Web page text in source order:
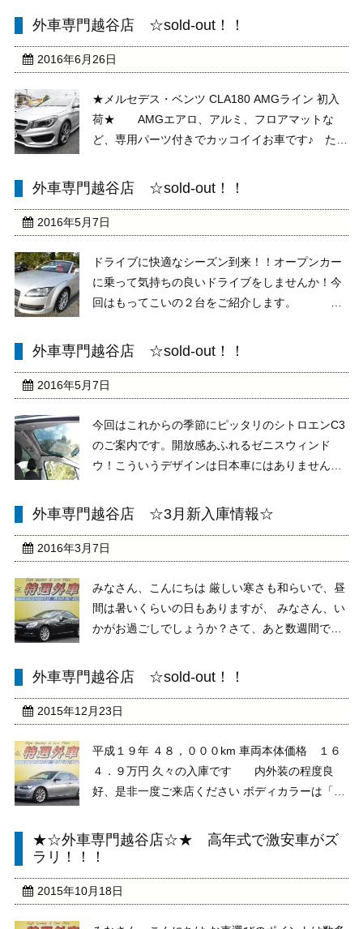
13,000km 低走行車 ※2台とも街乗りにピッタリの
外車専門越谷店 ☆sold-out！！
2016年6月26日
★メルセデス・ベンツ CLA180 AMGライン 初入
荷★ AMGエアロ、アルミ、フロアマットな
ど、専用パーツ付きでカッコイイお車です♪ たく
外車専門越谷店 ☆sold-out！！
2016年5月7日
ドライブに快適なシーズン到来！！オープンカー
に乗って気持ちの良いドライブをしませんか！今
回はもってこいの２台をご紹介します。
２.０』※２シーター 電動オープン 赤レザーシ
外車専門越谷店 ☆sold-out！！
2016年5月7日
今回はこれからの季節にピッタリのシトロエンC3
のご案内です。開放感あふれるゼニスウィンド
ウ！こういうデザインは日本車にはありません
です。お問い合わせ是非お待ちしております。
外車専門越谷店 ☆3月新入庫情報☆
2016年3月7日
みなさん、こんにちは 厳しい寒さも和らいで、昼
間は暑いくらいの日もありますが、 みなさん、い
かがお過ごしでしょうか？さて、あと数週間で新
店からも新年度にふさわしい新入庫情報、いっち
なお車を ...
外車専門越谷店 ☆sold-out！！
2015年12月23日
平成１９年 ４８，０００km 車両本体価格 １６
４．９万円 久々の入庫です 内外装の程度良
好、是非一度ご来店ください ボディカラーは「ス
でとってもオシャレ オプションとして、 純正
HDDナビ スマートキー ミラーETC パー ...
★☆外車専門越谷店☆★ 高年式で激安車がズ
ラリ！！！
2015年10月18日